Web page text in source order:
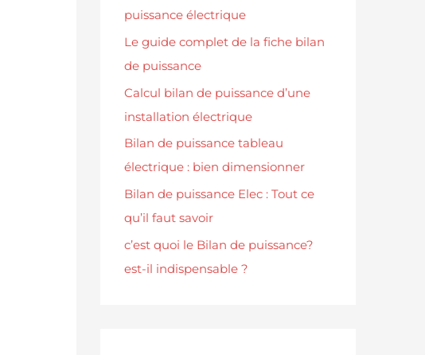
puissance électrique
Le guide complet de la fiche bilan
de puissance
Calcul bilan de puissance d’une
installation électrique
Bilan de puissance tableau
électrique : bien dimensionner
Bilan de puissance Elec : Tout ce
qu’il faut savoir
c’est quoi le Bilan de puissance?
est-il indispensable ?